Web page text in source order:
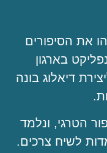
את הסיפורים
בארגון
דיאלוג בונה
הטרגי, ונלמד
לשיח צרכים.